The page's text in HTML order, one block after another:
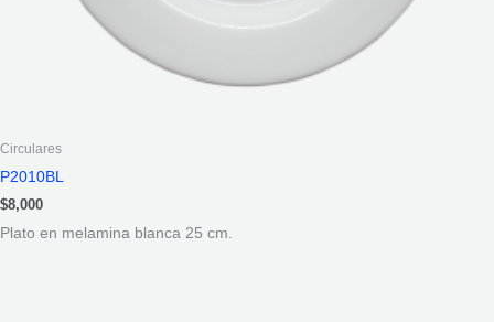
Circulares
P2010BL
$8,000
Plato en melamina blanca 25 cm.